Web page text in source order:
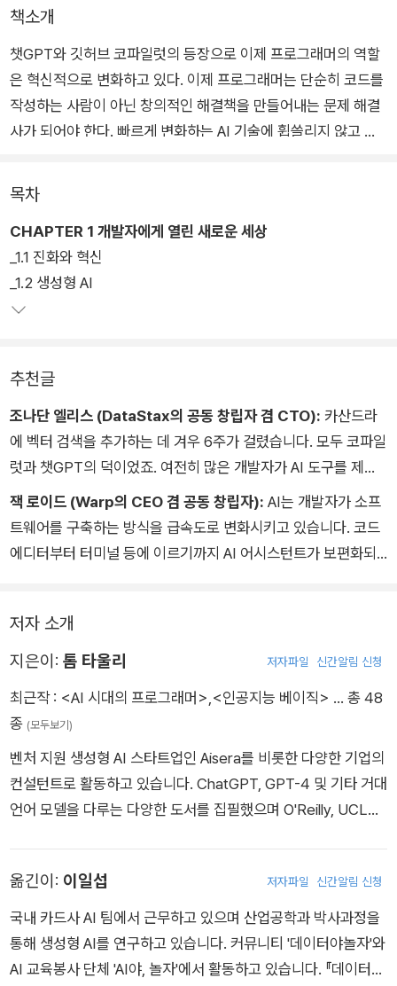
책소개
챗GPT와 깃허브 코파일럿의 등장으로 이제 프로그래머의 역할
은 혁신적으로 변화하고 있다. 이제 프로그래머는 단순히 코드를
작성하는 사람이 아닌 창의적인 해결책을 만들어내는 문제 해결
사가 되어야 한다. 빠르게 변화하는 AI 기술에 휩쓸리지 않고 프
구를 단순히 사용하는 방법을 넘어서, AI를 사용해 개발 능력을
극대화하는 전략을 제시한다.
목차
CHAPTER 1 개발자에게 열린 새로운 세상
_1.1 진화와 혁신
_1.2 생성형 AI
추천글
조나단 엘리스 (DataStax의 공동 창립자 겸 CTO): 카산드라
에 벡터 검색을 추가하는 데 겨우 6주가 걸렸습니다. 모두 코파일
럿과 챗GPT의 덕이었죠. 여전히 많은 개발자가 AI 도구를 제대
로 활용하지 못하고 있습니다. 이 책이 좋은 시작점이 되어, 시행
착오의 시간을 절약해 줄 것입니다.
잭 로이드 (Warp의 CEO 겸 공동 창립자): AI는 개발자가 소프
트웨어를 구축하는 방식을 급속도로 변화시키고 있습니다. 코드
에디터부터 터미널 등에 이르기까지 AI 어시스턴트가 보편화되
저자 소개
지은이: 톰 타울리 저자파일 신간알림 신청
최근작 : <AI 시대의 프로그래머>,<인공지능 베이직> … 총 48
종 (모두보기)
벤처 지원 생성형 AI 스타트업인 Aisera를 비롯한 다양한 기업의
컨설턴트로 활동하고 있습니다. ChatGPT, GPT-4 및 기타 거대
언어 모델을 다루는 다양한 도서를 집필했으며 O'Reilly, UCLA,
했습니다.
옮긴이: 이일섭 저자파일 신간알림 신청
국내 카드사 AI 팀에서 근무하고 있으며 산업공학과 박사과정을
통해 생성형 AI를 연구하고 있습니다. 커뮤니티 '데이터야놀자'와
AI 교육봉사 단체 'AI야, 놀자'에서 활동하고 있습니다. 『데이터